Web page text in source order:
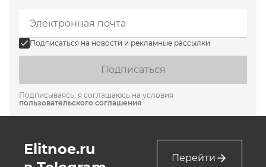
Подписаться на новости и рекламные рассылки
Подписаться
Подписываясь, я соглашаюсь на условия
пользовательского соглашения
Elitnoe.ru
Перейти